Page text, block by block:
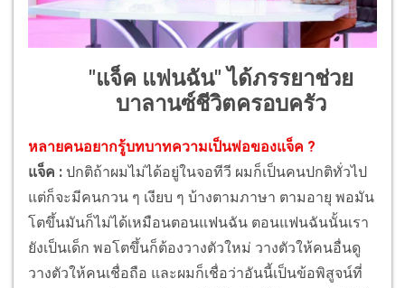
"แจ็ค แฟนฉัน" ได้ภรรยาช่วย
บาลานซ์ชีวิตครอบครัว
หลายคนอยากรู้บทบาทความเป็นพ่อของแจ็ค ?
แจ็ค : ปกติถ้าผมไม่ได้อยู่ในจอทีวี ผมก็เป็นคนปกติทั่วไป
แต่ก็จะมีคนกวน ๆ เงียบ ๆ บ้างตามภาษา ตามอายุ พอมัน
โตขึ้นมันก็ไม่ได้เหมือนตอนแฟนฉัน ตอนแฟนฉันนั้นเรา
ยังเป็นเด็ก พอโตขึ้นก็ต้องวางตัวใหม่ วางตัวให้คนอื่นดู
วางตัวให้คนเชื่อถือ และผมก็เชื่อว่าอันนี้เป็นข้อพิสูจน์ที่